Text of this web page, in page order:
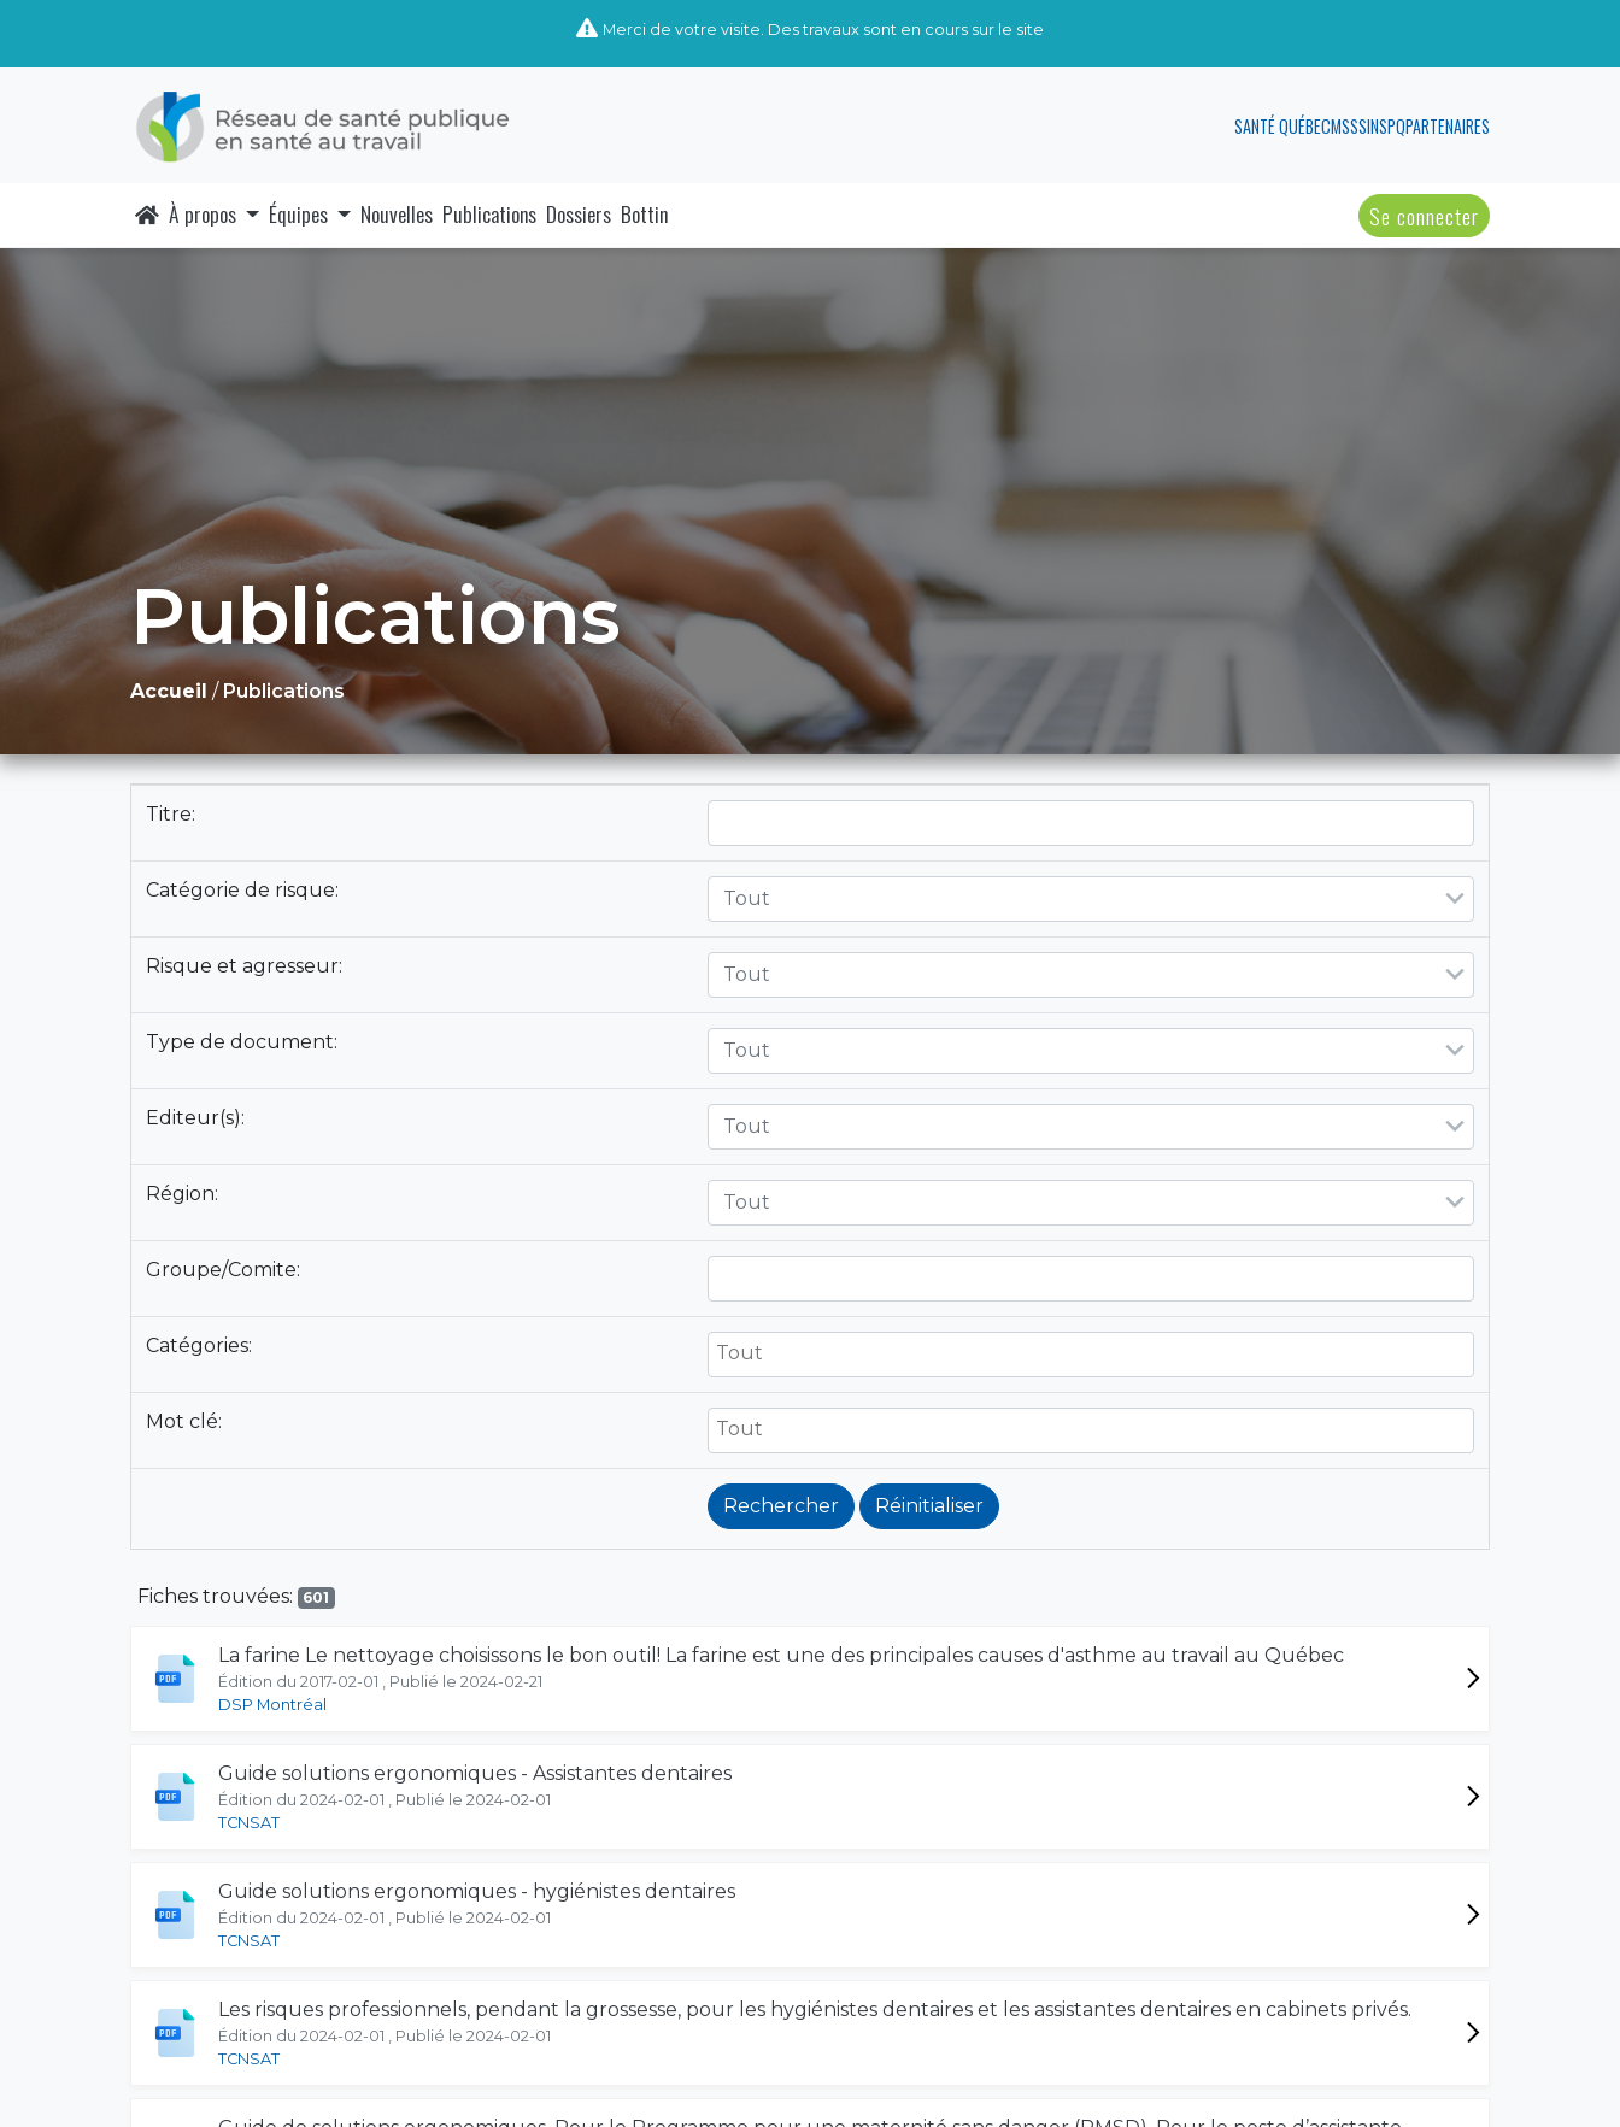
Merci de votre visite. Des travaux sont en cours sur le site
SANTÉ QUÉBECMSSSINSPQPARTENAIRES
À propos Équipes Nouvelles Publications Dossiers Bottin Se connecter
Publications
Accueil / Publications
Titre:
Catégorie de risque: Tout
Risque et agresseur: Tout
Type de document: Tout
Editeur(s): Tout
Région: Tout
Groupe/Comite:
Catégories:
Mot clé:
Fiches trouvées: 601
La farine Le nettoyage choisissons le bon outil! La farine est une des principales causes d'asthme au travail au Québec
Édition du 2017-02-01 , Publié le 2024-02-21
DSP Montréal
Guide solutions ergonomiques - Assistantes dentaires
Édition du 2024-02-01 , Publié le 2024-02-01
TCNSAT
Guide solutions ergonomiques - hygiénistes dentaires
Édition du 2024-02-01 , Publié le 2024-02-01
TCNSAT
Les risques professionnels, pendant la grossesse, pour les hygiénistes dentaires et les assistantes dentaires en cabinets privés.
Édition du 2024-02-01 , Publié le 2024-02-01
TCNSAT